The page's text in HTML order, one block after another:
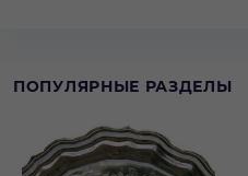
ПОПУЛЯРНЫЕ РАЗДЕЛЫ